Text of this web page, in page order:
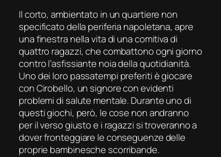
Il corto, ambientato in un quartiere non
specificato della periferia napoletana, apre
una finestra nella vita di una comitiva di
quattro ragazzi, che combattono ogni giorno
contro l’asfissiante noia della quotidianità.
Uno dei loro passatempi preferiti è giocare
con Cirobello, un signore con evidenti
problemi di salute mentale. Durante uno di
questi giochi, però, le cose non andranno
per il verso giusto e i ragazzi si troveranno a
dover fronteggiare le conseguenze delle
proprie bambinesche scorribande.